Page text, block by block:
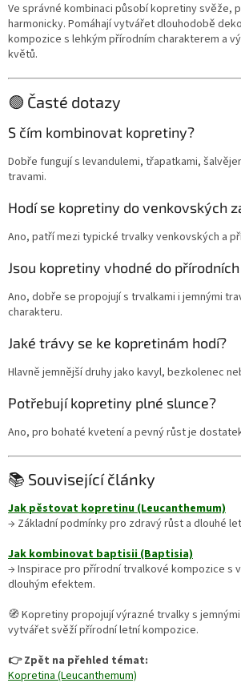
Ve správné kombinaci působí kopretiny svěže,
harmonicky. Pomáhají vytvářet dlouhodobě
kompozice s lehkým přírodním charakterem a
květů.
🟢 Časté dotazy
S čím kombinovat kopretiny?
Dobře fungují s levandulemi, třapatkami,
travami.
Hodí se kopretiny do venkovských
Ano, patří mezi typické trvalky venkovských a
Jsou kopretiny vhodné do
Ano, dobře se propojují s trvalkami i jemnými
charakteru.
Jaké trávy se ke kopretinám hodí?
Hlavně jemnější druhy jako kavyl, bezkolenec
Potřebují kopretiny plné slunce?
Ano, pro bohaté kvetení a pevný růst je
📚 Související články
Jak pěstovat kopretinu (Leucanthemum)
→ Základní podmínky pro zdravý růst a dlouhé
Jak kombinovat baptisii (Baptisia)
→ Inspirace pro přírodní trvalkové kompozice s
dlouhým efektem.
🧭 Kopretiny propojují výrazné trvalky s
vytvářet svěží přírodní letní kompozice.
👉 Zpět na přehled témat:
Kopretina (Leucanthemum)